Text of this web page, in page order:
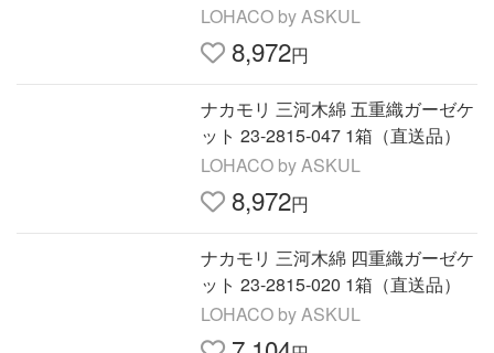
LOHACO by ASKUL
8,972円
ナカモリ 三河木綿 五重織ガーゼケ
ット 23-2815-047 1箱（直送品）
LOHACO by ASKUL
8,972円
ナカモリ 三河木綿 四重織ガーゼケ
ット 23-2815-020 1箱（直送品）
LOHACO by ASKUL